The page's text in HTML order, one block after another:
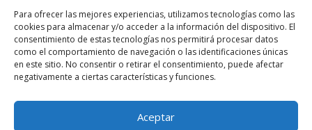
Para ofrecer las mejores experiencias, utilizamos tecnologías como las
cookies para almacenar y/o acceder a la información del dispositivo. El
consentimiento de estas tecnologías nos permitirá procesar datos
como el comportamiento de navegación o las identificaciones únicas
en este sitio. No consentir o retirar el consentimiento, puede afectar
negativamente a ciertas características y funciones.
Aceptar
Aviso legal